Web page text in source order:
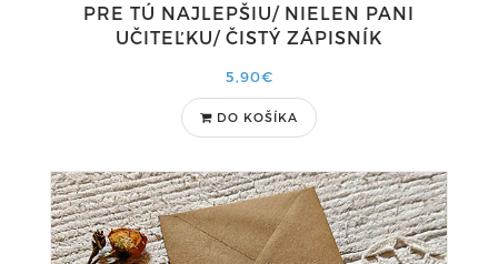
PRE TÚ NAJLEPŠIU/ NIELEN PANI
UČITEĽKU/ ČISTÝ ZÁPISNÍK
5,90€
DO KOŠÍKA